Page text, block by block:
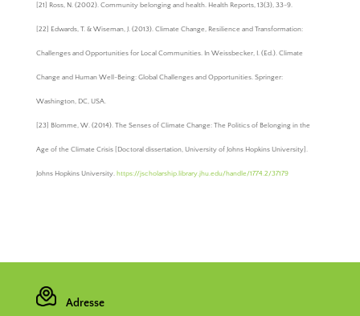
[21] Ross, N. (2002). Community belonging and health. Health Reports, 13(3), 33-9.
[22] Edwards, T. & Wiseman, J. (2013). Climate Change, Resilience and Transformation:
Challenges and Opportunities for Local Communities. In Weissbecker, I. (Ed.). Climate
Change and Human Well-Being: Global Challenges and Opportunities. Springer:
Washington, DC, USA.
[23] Blomme, W. (2014). The Senses of Climate Change: The Politics of Belonging in the
Age of the Climate Crisis [Doctoral dissertation, University of Johns Hopkins University].
Johns Hopkins University. https://jscholarship.library.jhu.edu/handle/1774.2/37179
Adresse